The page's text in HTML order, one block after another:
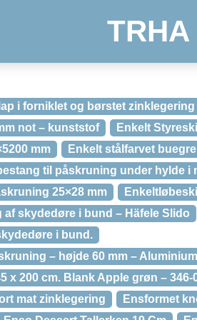
TRHA
i forniklet og børstet zinklegering
not – kunststof
Enkelt
mm
Enkelt stålfarvet
til påskruning under hylde i
25×28 mm
af skydedøre i bund – Häfele Slido
i bund.
– højde 60 mm – Aluminium
x 200 cm. Blank Apple grøn – 346-
mat zinklegering
Ensformet